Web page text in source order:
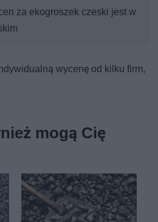
za ekogroszek czeski jest w
wycenę od kilku firm,
mogą Cię